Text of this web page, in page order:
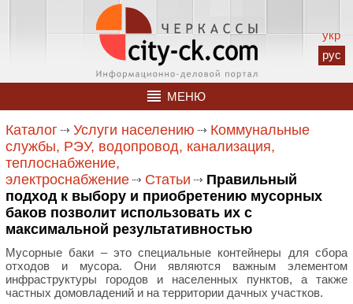
укр
рус
МЕНЮ
Каталог Услуги населению
Коммунальные
службы, РЭУ, водопровод, канализация,
теплоснабжение,
электроснабжение
Статьи
Правильный
подход к выбору и приобретению мусорных
баков позволит использовать их с
максимальной результативностью
Мусорные баки – это специальные контейнеры для сбора
отходов и мусора. Они являются важным элементом
инфраструктуры городов и населенных пунктов, а также
частных домовладений и на территории дачных участков.